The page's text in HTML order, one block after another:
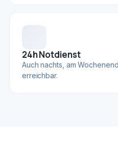
24h Notdienst
Auch nachts, am
erreichbar.